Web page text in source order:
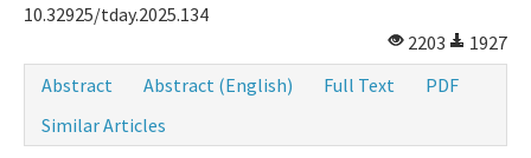
10.32925/tday.2025.134
2203
1927
Abstract
Abstract (English) Full Text
PDF
Similar Articles